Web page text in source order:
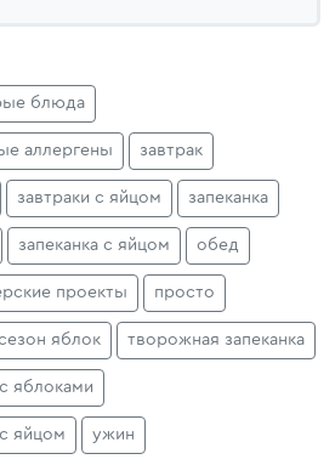
блюда
аллергены завтрак
завтраки с яйцом запеканка
запеканка с яйцом обед
проекты просто
яблок творожная запеканка
яблоками
яйцом ужин